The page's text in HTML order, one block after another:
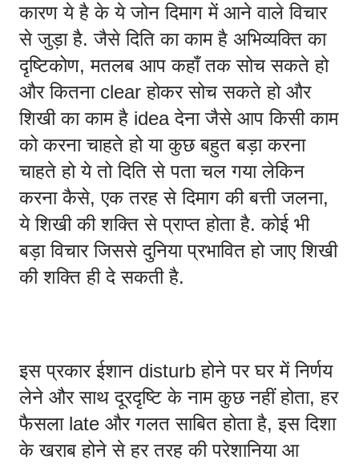
कारण ये है के ये जोन दिमाग में आने वाले विचार
से जुड़ा है. जैसे दिति का काम है अभिव्यक्ति का
दृष्टिकोण, मतलब आप कहाँ तक सोच सकते हो
और कितना clear होकर सोच सकते हो और
शिखी का काम है idea देना जैसे आप किसी काम
को करना चाहते हो या कुछ बहुत बड़ा करना
चाहते हो ये तो दिति से पता चल गया लेकिन
करना कैसे, एक तरह से दिमाग की बत्ती जलना,
ये शिखी की शक्ति से प्राप्त होता है. कोई भी
बड़ा विचार जिससे दुनिया प्रभावित हो जाए शिखी
की शक्ति ही दे सकती है.
इस प्रकार ईशान disturb होने पर घर में निर्णय
लेने और साथ दूरदृष्टि के नाम कुछ नहीं होता, हर
फैसला late और गलत साबित होता है, इस दिशा
के खराब होने से हर तरह की परेशानिया आ